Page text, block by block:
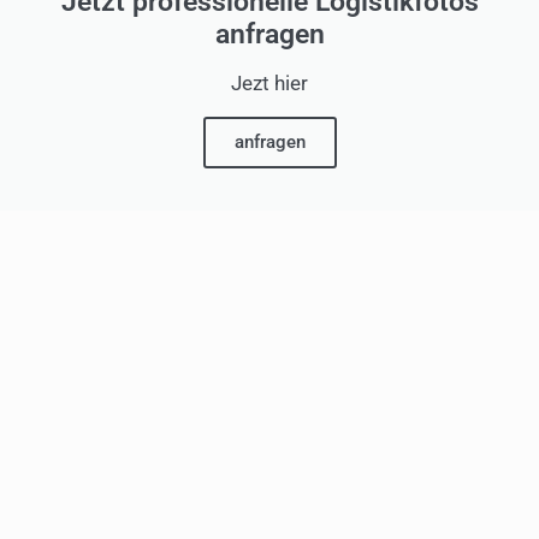
anfragen
Jezt hier
anfragen